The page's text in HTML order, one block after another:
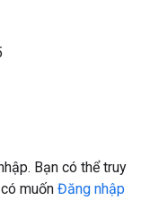
Bạn có thể truy
muốn Đăng nhập